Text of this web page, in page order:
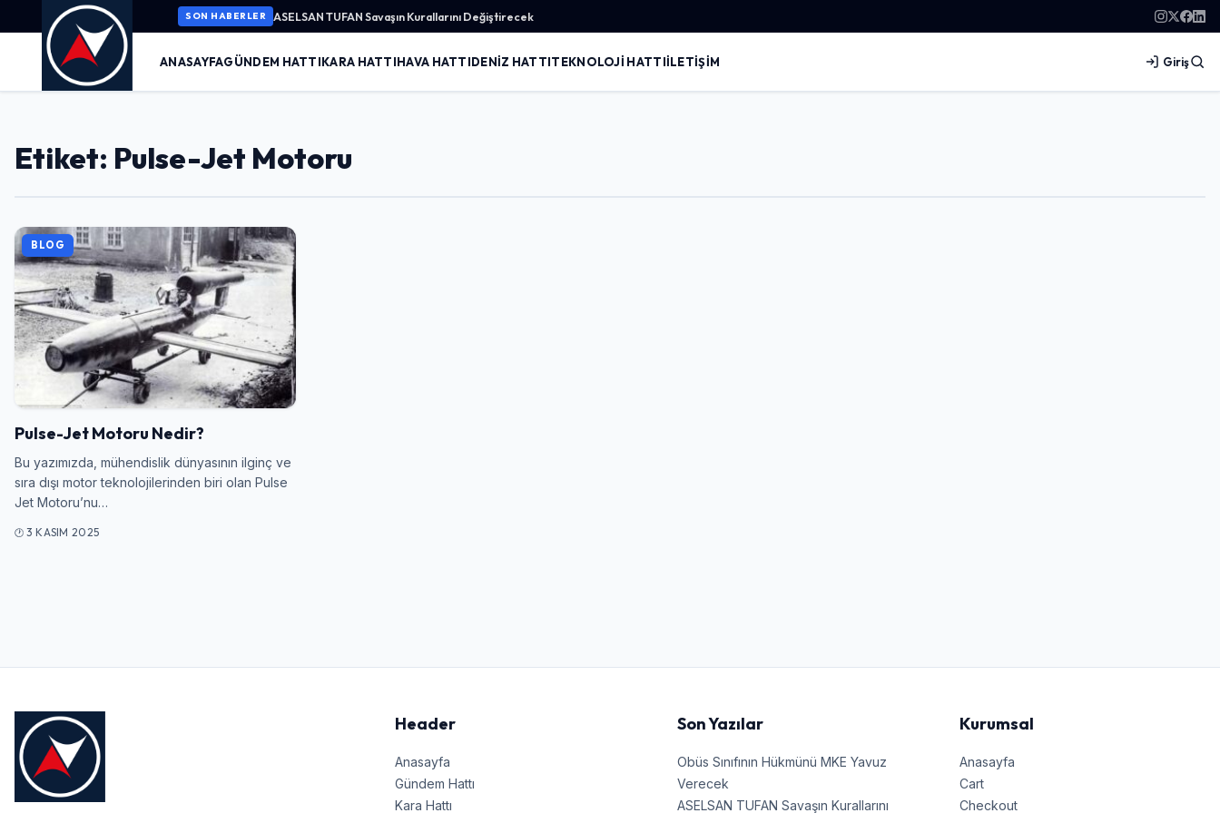
SON HABERLER ASELSAN TUFAN Savaşın Kurallarını Değiştirecek
ANASAYFAGÜNDEM HATTIKARA HATTIHAVA HATTIDENIZ HATTITEKNOLOJI HATTIİLETIŞIM Giriş
Etiket: Pulse-Jet Motoru
BLOG
Pulse-Jet Motoru Nedir?
Bu yazımızda, mühendislik dünyasının ilginç ve
sıra dışı motor teknolojilerinden biri olan Pulse
Jet Motoru’nu…
3 KASIM 2025
Header
Anasayfa
Gündem Hattı
Kara Hattı
Son Yazılar
Obüs Sınıfının Hükmünü MKE Yavuz
Verecek
ASELSAN TUFAN Savaşın Kurallarını
Kurumsal
Anasayfa
Cart
Checkout